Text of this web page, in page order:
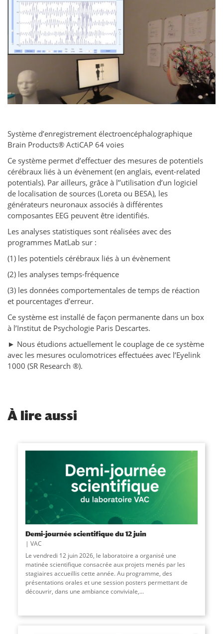
Système d’enregistrement électroencéphalographique
Brain Products® ActiCAP 64 voies
Ce système permet d’effectuer des mesures de potentiels
cérébraux liés à un évènement (en anglais, event-related
potentials). Par ailleurs, grâce à l’’utilisation d’un logiciel
de localisation de sources (Loreta ou BESA), les
générateurs neuronaux associés à différentes
composantes EEG peuvent être identifiés.
Les analyses statistiques sont réalisées avec des
programmes MatLab sur :
(1) les potentiels cérébraux liés à un évènement
(2) les analyses temps-fréquence
(3) les données comportementales de temps de réaction
et pourcentages d’erreur.
Ce système est installé de façon permanente dans un box
à l’Institut de Psychologie Paris Descartes.
► Nous étudions actuellement le couplage de ce système
avec les mesures oculomotrices effectuées avec l’Eyelink
1000 (SR Research ®).
À lire aussi
Demi-journée scientifique du 12 juin
VAC
Le vendredi 12 juin 2026, le laboratoire a organisé une
matinée scientifique consacrée aux projets menés par les
stagiaires accueillis cette année. Au programme, des
présentations orales et une session posters permettant de
découvrir, dans une ambiance conviviale,...